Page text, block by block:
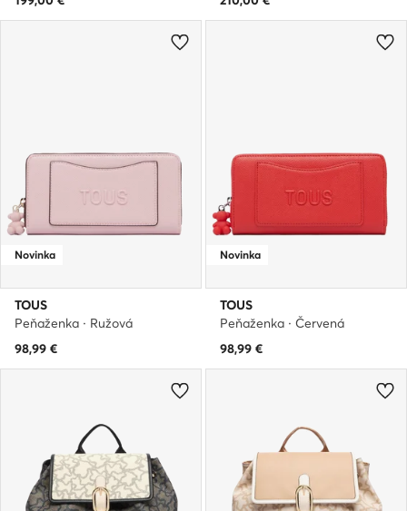
Novinka
TOUS
Peňaženka · Ružová
98,99 €
Novinka
TOUS
Peňaženka · Červená
98,99 €